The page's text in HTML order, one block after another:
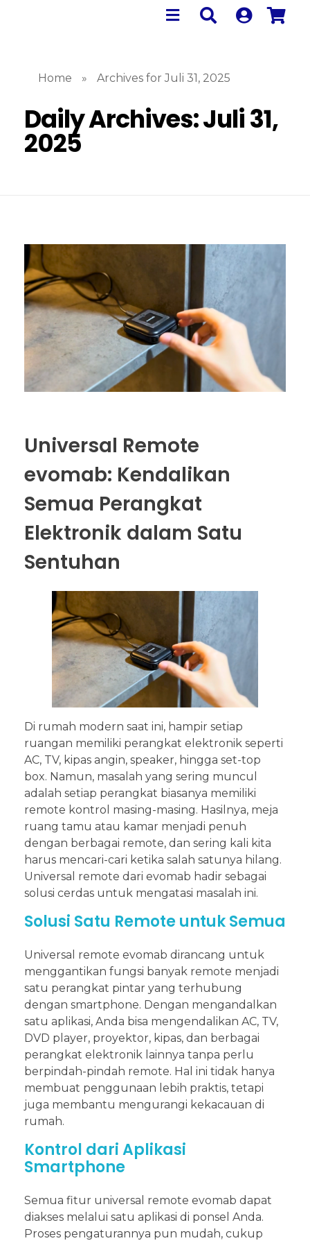
Home » Archives for Juli 31, 2025
Daily Archives: Juli 31,
2025
Universal Remote
evomab: Kendalikan
Semua Perangkat
Elektronik dalam Satu
Sentuhan
Di rumah modern saat ini, hampir setiap
ruangan memiliki perangkat elektronik seperti
AC, TV, kipas angin, speaker, hingga set-top
box. Namun, masalah yang sering muncul
adalah setiap perangkat biasanya memiliki
remote kontrol masing-masing. Hasilnya, meja
ruang tamu atau kamar menjadi penuh
dengan berbagai remote, dan sering kali kita
harus mencari-cari ketika salah satunya hilang.
Universal remote dari evomab hadir sebagai
solusi cerdas untuk mengatasi masalah ini.
Solusi Satu Remote untuk Semua
Universal remote evomab dirancang untuk
menggantikan fungsi banyak remote menjadi
satu perangkat pintar yang terhubung
dengan smartphone. Dengan mengandalkan
satu aplikasi, Anda bisa mengendalikan AC, TV,
DVD player, proyektor, kipas, dan berbagai
perangkat elektronik lainnya tanpa perlu
berpindah-pindah remote. Hal ini tidak hanya
membuat penggunaan lebih praktis, tetapi
juga membantu mengurangi kekacauan di
rumah.
Kontrol dari Aplikasi
Smartphone
Semua fitur universal remote evomab dapat
diakses melalui satu aplikasi di ponsel Anda.
Proses pengaturannya pun mudah, cukup